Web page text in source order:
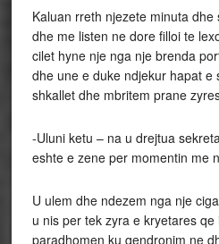
Kaluan rreth njezete minuta
dhe me listen ne dore filloi te
cilet hyne nje nga nje brenda
dhe une e duke ndjekur hapat e
shkallet dhe mbritem prane
-Uluni ketu – na u drejtua
eshte e zene per momentin me
U ulem dhe ndezem nga nje
u nis per tek zyra e kryetares
paradhomen ku qendronim ne